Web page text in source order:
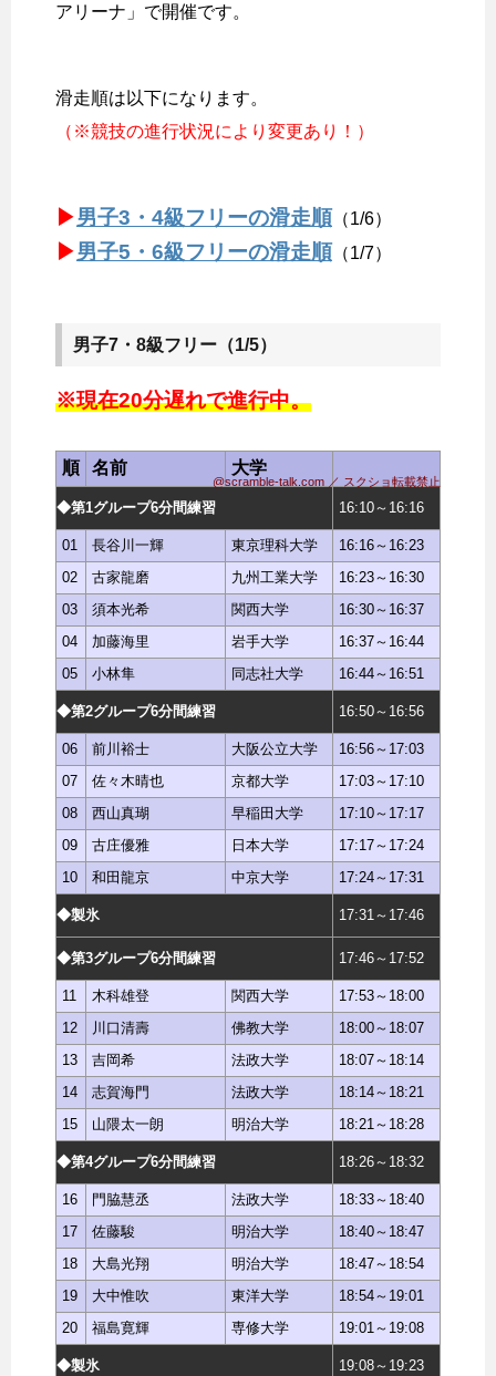
アリーナ」で開催です。
滑走順は以下になります。
（※競技の進行状況により変更あり！）
▶男子3・4級フリーの滑走順 （1/6）
▶男子5・6級フリーの滑走順 （1/7）
男子7・8級フリー（1/5）
※現在20分遅れで進行中。
@scramble-talk.com ／ スクショ転載禁止
順 名前 大学
◆第1グループ6分間練習 16:10～16:16
01 長谷川一輝 東京理科大学
16:16～16:23
02
古家龍磨 九州工業大学
16:23～16:30
03
須本光希 関西大学
16:30～16:37
04
加藤海里 岩手大学
16:37～16:44
05
小林隼 同志社大学 16:44～16:51
◆第2グループ6分間練習 16:50～16:56
06 前川裕士 大阪公立大学
16:56～17:03
07
佐々木晴也 京都大学
17:03～17:10
08
西山真瑚 早稲田大学
17:10～17:17
09
古庄優雅 日本大学
17:17～17:24
10
和田龍京 中京大学 17:24～17:31
◆製氷 17:31～17:46
◆第3グループ6分間練習 17:46～17:52
11 木科雄登 関西大学
17:53～18:00
12
川口清壽 佛教大学
18:00～18:07
13
吉岡希 法政大学
18:07～18:14
14
志賀海門 法政大学
18:14～18:21
15
山隈太一朗 明治大学 18:21～18:28
◆第4グループ6分間練習 18:26～18:32
16 門脇慧丞 法政大学
18:33～18:40
17
佐藤駿 明治大学
18:40～18:47
18
大島光翔 明治大学
18:47～18:54
19
大中惟吹 東洋大学
18:54～19:01
20
福島寛輝 専修大学 19:01～19:08
◆製氷 19:08～19:23